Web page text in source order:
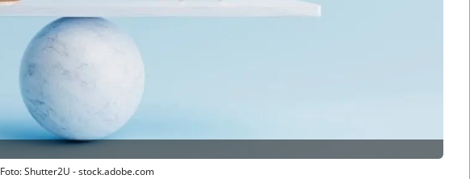
Foto: Shutter2U - stock.adobe.com